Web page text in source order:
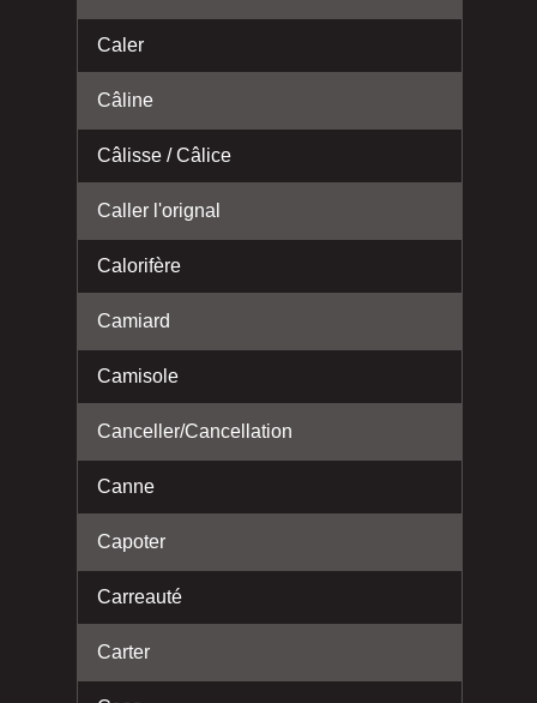
Caler
Câline
Câlisse / Câlice
Caller l'orignal
Calorifère
Camiard
Camisole
Canceller/Cancellation
Canne
Capoter
Carreauté
Carter